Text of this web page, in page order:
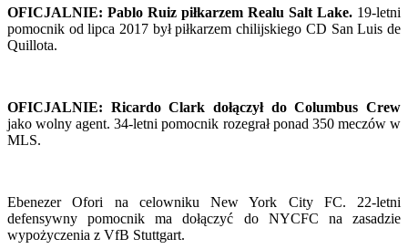
OFICJALNIE: Pablo Ruiz piłkarzem Realu Salt Lake. 19-letni
pomocnik od lipca 2017 był piłkarzem chilijskiego CD San Luis de
Quillota.
OFICJALNIE: Ricardo Clark dołączył do Columbus Crew
jako wolny agent. 34-letni pomocnik rozegrał ponad 350 meczów w
MLS.
Ebenezer Ofori na celowniku New York City FC. 22-letni
defensywny pomocnik ma dołączyć do NYCFC na zasadzie
wypożyczenia z VfB Stuttgart.